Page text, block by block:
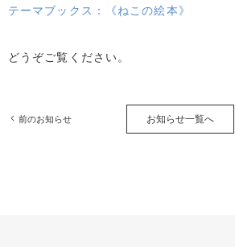
テーマブックス：《ねこの絵本》
どうぞご覧ください。
前のお知らせ お知らせ一覧へ